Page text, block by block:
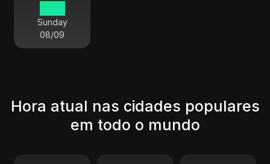
Sunday
08/09
Hora atual nas cidades populares
em todo o mundo